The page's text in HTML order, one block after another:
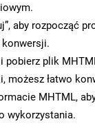
aby rozpocząć
konwersji.
pobierz plik
możesz łatwo
MHTML,
wykorzystania.